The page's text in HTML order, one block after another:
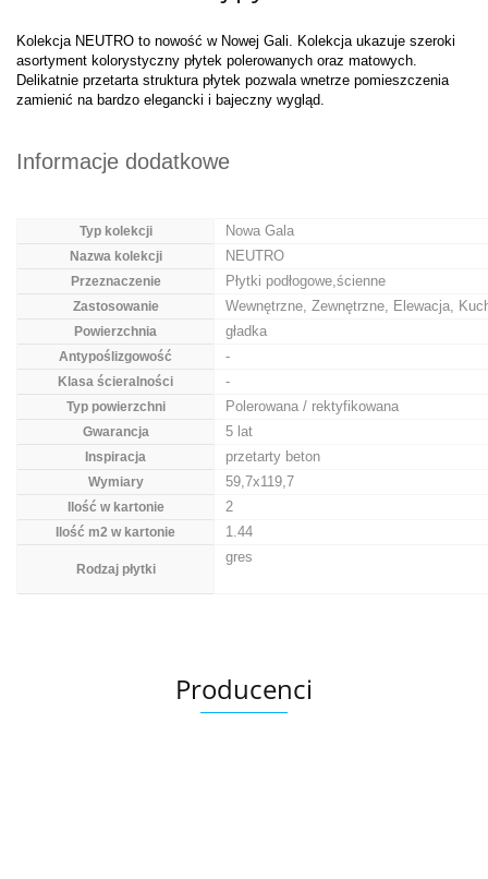
Kolekcja NEUTRO to nowość w Nowej Gali. Kolekcja ukazuje szeroki
asortyment kolorystyczny płytek polerowanych oraz matowych.
Delikatnie przetarta struktura płytek pozwala wnetrze pomieszczenia
zamienić na bardzo elegancki i bajeczny wygląd.
Informacje dodatkowe
Typ kolekcji Nowa Gala
Nazwa kolekcji NEUTRO
Przeznaczenie Płytki podłogowe,ścienne
Zastosowanie Wewnętrzne, Zewnętrzne, Elewacja,
Powierzchnia gładka
Antypoślizgowość -
Klasa ścieralności -
Typ powierzchni Polerowana / rektyfikowana
Gwarancja 5 lat
Inspiracja przetarty beton
Wymiary 59,7x119,7
Ilość w kartonie 2
Ilość m2 w kartonie 1.44
Rodzaj płytki
gres
Producenci